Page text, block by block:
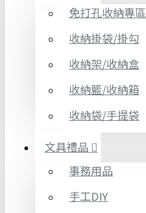
免打孔收納專區
收納掛袋/掛勾
收納架/收納盒
收納籃/收納箱
收納袋/手提袋
文具禮品
事務用品
手工DIY